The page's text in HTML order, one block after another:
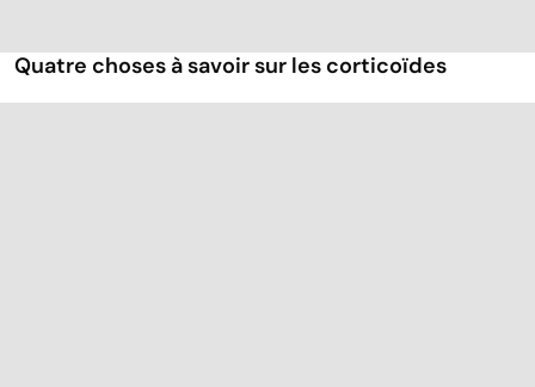
Quatre choses à savoir sur les corticoïdes